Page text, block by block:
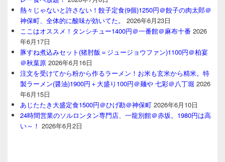
熱々じゃないと許さない！餃子定食(9個)1250円＠餃子の肉太郎＠
神保町、全体的に酸味が効いてた。
2026年6月23日
ここはオススメ！タンシチュー1400円＠一番館＠麻布十番 2026
年6月17日
豚すね煮込みセット(猪肘飯＝ジュージョウファン)1100円＠柏宴
＠秋葉原 2026年6月16日
注文を受けてから粉から作るラーメン！お米も玄米から精米。特
製ラーメン(醤油)1900円＋大盛り100円＠麺や 七彩＠八丁堀 2026
年6月15日
あじたたき大盛定食1500円＠ひげ勘＠神保町 2026年6月10日
24時間営業のソルロンタン専門店、一龍別館＠赤坂。1980円は高
い～！ 2026年6月2日